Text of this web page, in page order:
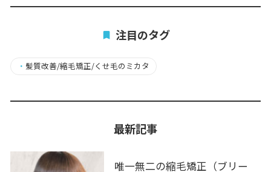
注目のタグ
・ 髪質改善/縮毛矯正/くせ毛のミカタ
最新記事
唯一無二の縮毛矯正（ブリー